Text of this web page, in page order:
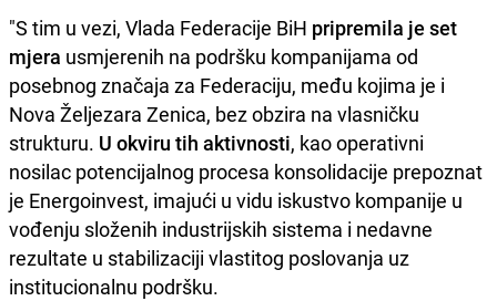
"S tim u vezi, Vlada Federacije BiH pripremila je set
mjera usmjerenih na podršku kompanijama od
posebnog značaja za Federaciju, među kojima je i
Nova Željezara Zenica, bez obzira na vlasničku
strukturu. U okviru tih aktivnosti, kao operativni
nosilac potencijalnog procesa konsolidacije prepoznat
je Energoinvest, imajući u vidu iskustvo kompanije u
vođenju složenih industrijskih sistema i nedavne
rezultate u stabilizaciji vlastitog poslovanja uz
institucionalnu podršku.